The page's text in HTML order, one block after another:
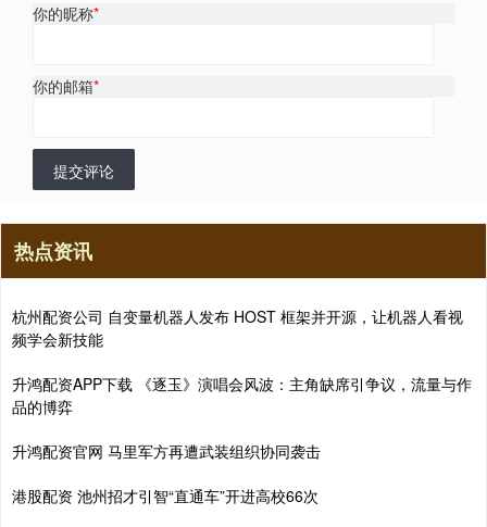
你的昵称*
你的邮箱*
提交评论
热点资讯
杭州配资公司 自变量机器人发布 HOST 框架并开源，让机器人看视
频学会新技能
升鸿配资APP下载 《逐玉》演唱会风波：主角缺席引争议，流量与作
品的博弈
升鸿配资官网 马里军方再遭武装组织协同袭击
港股配资 池州招才引智“直通车”开进高校66次